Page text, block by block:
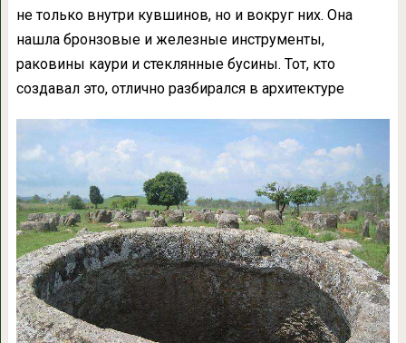
не только внутри кувшинов, но и вокруг них. Она
нашла бронзовые и железные инструменты,
раковины каури и стеклянные бусины. Тот, кто
создавал это, отлично разбирался в архитектуре